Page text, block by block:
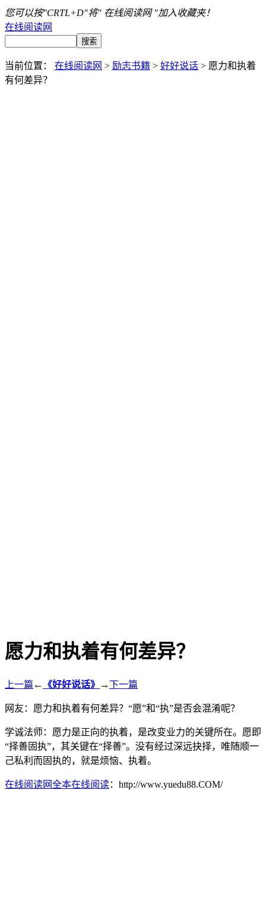
您可以按"CRTL+D"将" 在线阅读网 "加入收藏夹！
在线阅读网
当前位置： 在线阅读网 > 励志书籍 > 好好说话 > 愿力和执着
有何差异？
愿力和执着有何差异？
上一篇 ← 《好好说话》 →下一篇
网友：愿力和执着有何差异？“愿”和“执”是否会混淆呢？
学诚法师：愿力是正向的执着，是改变业力的关键所在。愿即
“择善固执”，其关键在“择善”。没有经过深远抉择，唯随顺一
己私利而固执的，就是烦恼、执着。
在线阅读网全本在线阅读：http://www.yuedu88.COM/